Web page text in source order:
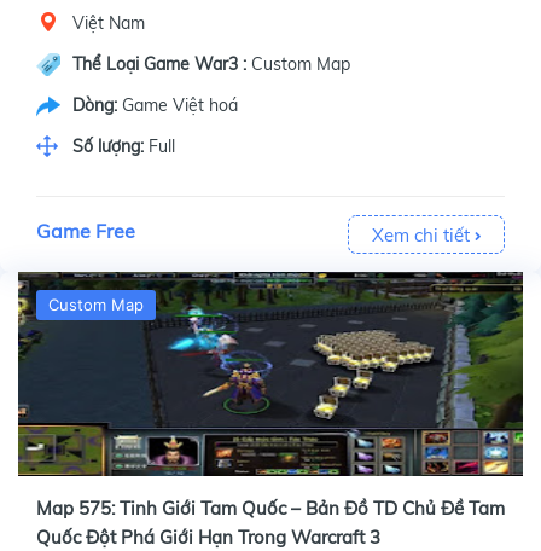
Việt Nam
Thể Loại Game War3 : Custom Map
Dòng: Game Việt hoá
Số lượng: Full
Game Free Xem chi tiết
Custom Map
Map 575: Tinh Giới Tam Quốc – Bản Đồ TD Chủ Đề Tam
Quốc Đột Phá Giới Hạn Trong Warcraft 3